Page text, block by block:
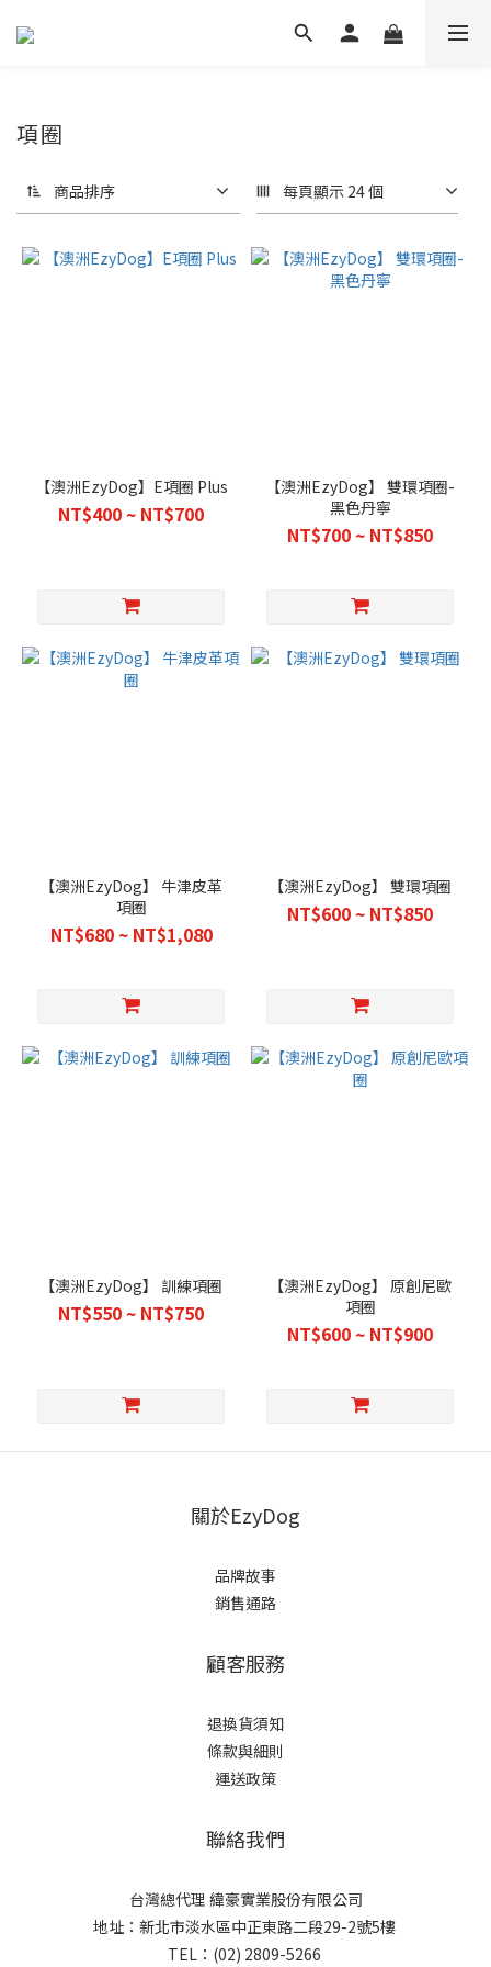
項圈
商品排序 每頁顯示 24 個
【澳洲EzyDog】E項圈 Plus
NT$400 ~ NT$700
【澳洲EzyDog】 雙環項圈-
黑色丹寧
NT$700 ~ NT$850
【澳洲EzyDog】 牛津皮革
項圈
NT$680 ~ NT$1,080
【澳洲EzyDog】 雙環項圈
NT$600 ~ NT$850
【澳洲EzyDog】 訓練項圈
NT$550 ~ NT$750
【澳洲EzyDog】 原創尼歐
項圈
NT$600 ~ NT$900
關於EzyDog
品牌故事
銷售通路
顧客服務
退換貨須知
條款與細則
運送政策
聯絡我們
台灣總代理 緯豪實業股份有限公司
地址：新北市淡水區中正東路二段29-2號5樓
TEL：(02) 2809-5266